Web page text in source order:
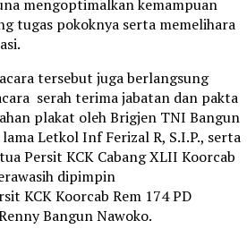
mengoptimalkan kemampuan
tugas pokoknya serta memelihara
tersebut juga berlangsung
serah terima jabatan dan pakta
plakat oleh Brigjen TNI Bangun
Letkol Inf Ferizal R, S.I.P., serta
Persit KCK Cabang XLII Koorcab
dipimpin
KCK Koorcab Rem 174 PD
Bangun Nawoko.